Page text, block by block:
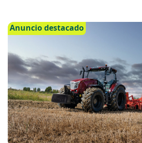
Anuncio destacado